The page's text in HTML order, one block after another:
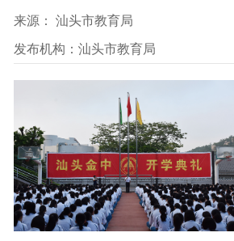
来源： 汕头市教育局
发布机构： 汕头市教育局